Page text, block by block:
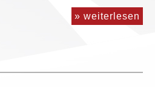
» weiterlesen